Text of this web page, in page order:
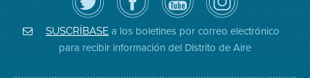
Distrito
de
Aire
en
Twitter
página
de
Facebook
del
Distrito
YouTube
del
Distrito
de
Aire
on
Instagram
SUSCRÍBASE a los boletines por correo electrónico
para recibir información del Distrito de Aire